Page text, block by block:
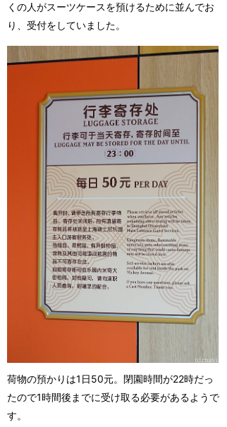
くの人がスーツケースを預けるために並んでお
り、受付をしていました。
荷物の預かりは1日50元。閉園時間が22時だっ
たので1時間後までに受け取る必要があるようで
す。